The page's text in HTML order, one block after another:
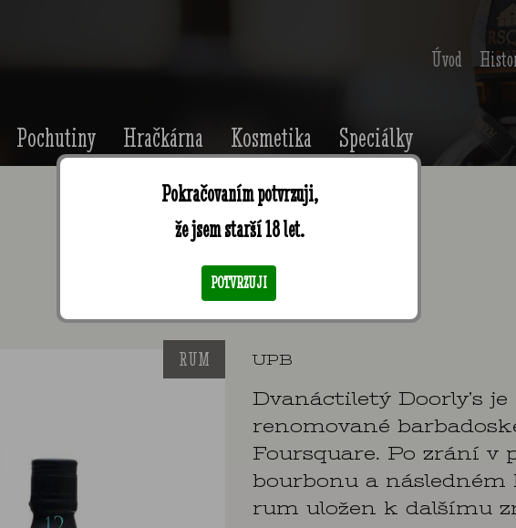
Úvod
Pochutiny Hračkárna Kosmetika Speciálky
Doorlys FS 12 Y.O. paper box
RUM UPB
Dvanáctiletý Doorly’s
renomované
Foursquare. Po zrání v
bourbonu a
rum uložen k dalšímu
Pokračovaním potvrzuji,
že jsem starší 18 let.
POTVRZUJI